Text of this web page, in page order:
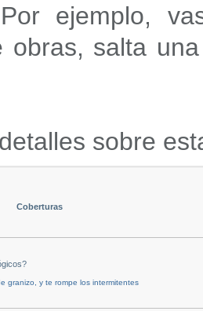
ejemplo,
obras, salta
sobre
Coberturas
granizo, y te rompe los intermitentes